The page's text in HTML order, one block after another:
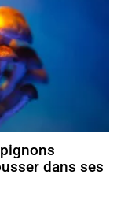
dans ses